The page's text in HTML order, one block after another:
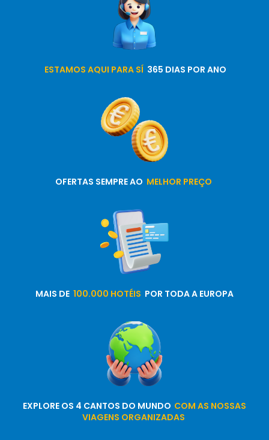
ESTAMOS AQUI PARA SÍ 365 DIAS POR ANO
OFERTAS SEMPRE AO MELHOR PREÇO
MAIS DE 100.000 HOTÉIS POR TODA A EUROPA
EXPLORE OS 4 CANTOS DO MUNDO COM AS NOSSAS
VIAGENS ORGANIZADAS